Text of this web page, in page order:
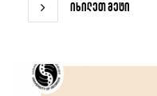
იხილეთ მეტი